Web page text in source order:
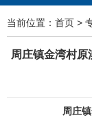
当前位置： 首页 >
周庄镇金湾村
周庄